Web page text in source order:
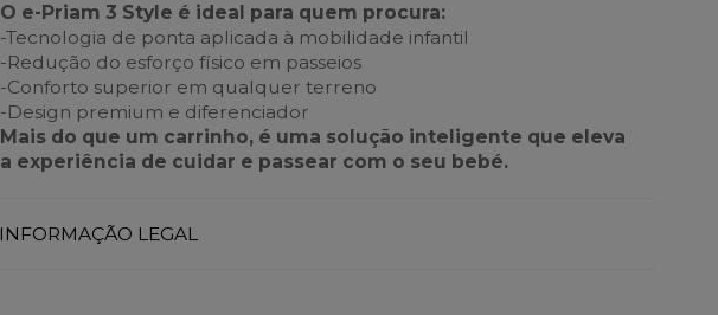
O e-Priam 3 Style é ideal para quem procura:
-Tecnologia de ponta aplicada à mobilidade infantil
-Redução do esforço físico em passeios
-Conforto superior em qualquer terreno
-Design premium e diferenciador
Mais do que um carrinho, é uma solução inteligente que eleva
a experiência de cuidar e passear com o seu bebé.
INFORMAÇÃO LEGAL